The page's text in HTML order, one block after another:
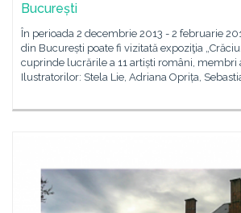
București
În perioada 2 decembrie 2013 - 2 februarie
din București poate fi vizitată expoziţia
cuprinde lucrările a 11 artiști români, membri
Ilustratorilor: Stela Lie, Adriana Oprița,